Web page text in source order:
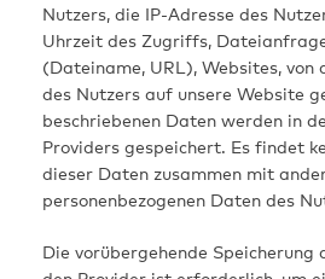
Nutzers, die IP-Adresse des
Uhrzeit des Zugriffs,
(Dateiname, URL), Websites, von
des Nutzers auf unsere Website
beschriebenen Daten werden in
Providers gespeichert. Es findet
dieser Daten zusammen mit
personenbezogenen Daten des
Die vorübergehende Speicherung